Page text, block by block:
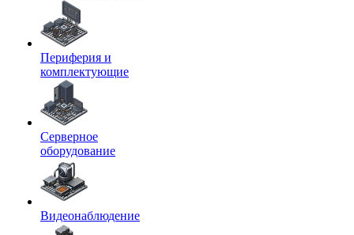
Периферия и
комплектующие
Серверное
оборудование
Видеонаблюдение